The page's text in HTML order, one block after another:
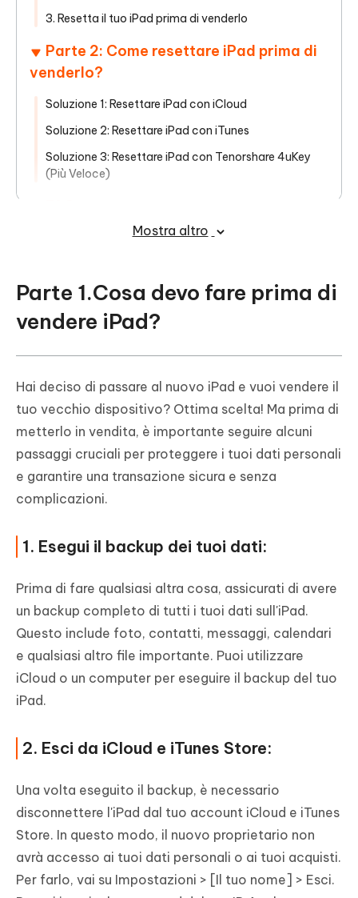
3. Resetta il tuo iPad prima di venderlo
Parte 2: Come resettare iPad prima di
venderlo?
Soluzione 1: Resettare iPad con iCloud
Soluzione 2: Resettare iPad con iTunes
Soluzione 3: Resettare iPad con Tenorshare 4uKey
(Più Veloce)
Mostra altro
Parte 1.Cosa devo fare prima di
vendere iPad?
Hai deciso di passare al nuovo iPad e vuoi vendere il
tuo vecchio dispositivo? Ottima scelta! Ma prima di
metterlo in vendita, è importante seguire alcuni
passaggi cruciali per proteggere i tuoi dati personali
e garantire una transazione sicura e senza
complicazioni.
1. Esegui il backup dei tuoi dati:
Prima di fare qualsiasi altra cosa, assicurati di avere
un backup completo di tutti i tuoi dati sull'iPad.
Questo include foto, contatti, messaggi, calendari
e qualsiasi altro file importante. Puoi utilizzare
iCloud o un computer per eseguire il backup del tuo
iPad.
2. Esci da iCloud e iTunes Store:
Una volta eseguito il backup, è necessario
disconnettere l'iPad dal tuo account iCloud e iTunes
Store. In questo modo, il nuovo proprietario non
avrà accesso ai tuoi dati personali o ai tuoi acquisti.
Per farlo, vai su Impostazioni > [Il tuo nome] > Esci.